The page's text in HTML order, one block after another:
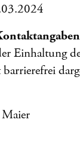
Einhaltung